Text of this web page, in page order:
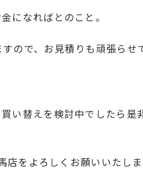
になればとのこと。
ので、お見積りも頑張らせ
い替えを検討中でしたら是
をよろしくお願いいたしま